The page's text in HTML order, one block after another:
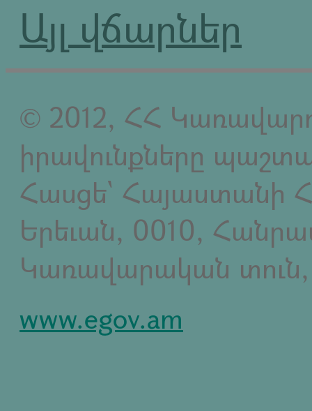
Այլ վճարներ
© 2012, ՀՀ
իրավունքները
Հասցե` Հայաստանի
Երեւան, 0010,
Կառավարական տուն,
www.egov.am